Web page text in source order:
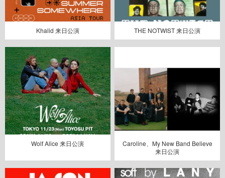
Khalid 来日公演 THE NOTWIST 来日公演
Wolf Alice 来日公演
Caroline、My New Band Believe
来日公演